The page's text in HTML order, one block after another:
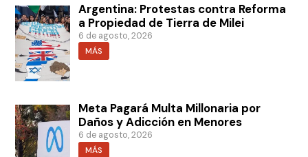
Argentina: Protestas contra Reforma
a Propiedad de Tierra de Milei
6 de agosto, 2026
MÁS
Meta Pagará Multa Millonaria por
Daños y Adicción en Menores
6 de agosto, 2026
MÁS